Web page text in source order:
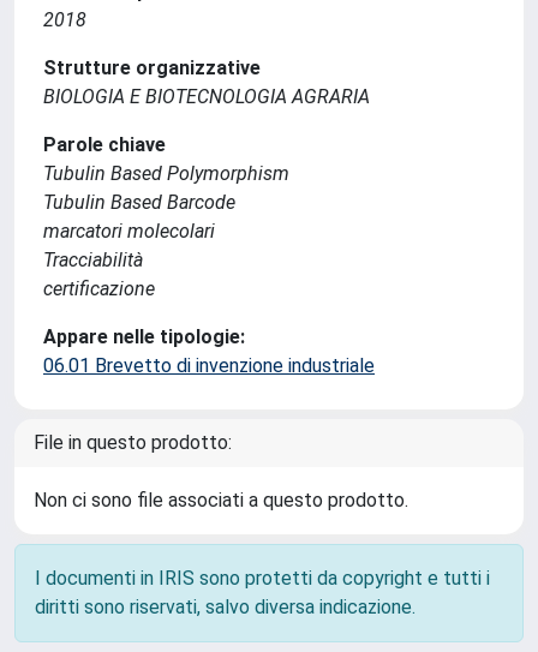
2018
Strutture organizzative
BIOLOGIA E BIOTECNOLOGIA AGRARIA
Parole chiave
Tubulin Based Polymorphism
Tubulin Based Barcode
marcatori molecolari
Tracciabilità
certificazione
Appare nelle tipologie:
06.01 Brevetto di invenzione industriale
File in questo prodotto:
Non ci sono file associati a questo prodotto.
I documenti in IRIS sono protetti da copyright e tutti i
diritti sono riservati, salvo diversa indicazione.